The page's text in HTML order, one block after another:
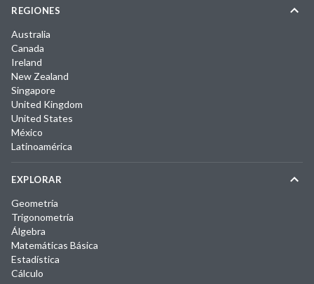
REGIONES
Australia
Canada
Ireland
New Zealand
Singapore
United Kingdom
United States
México
Latinoamérica
EXPLORAR
Geometría
Trigonometría
Álgebra
Matemáticas Básica
Estadística
Cálculo